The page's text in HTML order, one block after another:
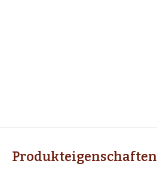
Produkteigenschaften